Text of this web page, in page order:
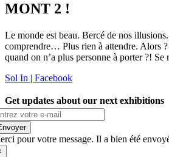
MONT 2 !
Le monde est beau. Bercé de nos
comprendre… Plus rien à attendre. Alors
quand on n’a plus personne à porter ?!
Sol In | Facebook
Get updates about our next exhibitions
pour votre message. Il a bien été